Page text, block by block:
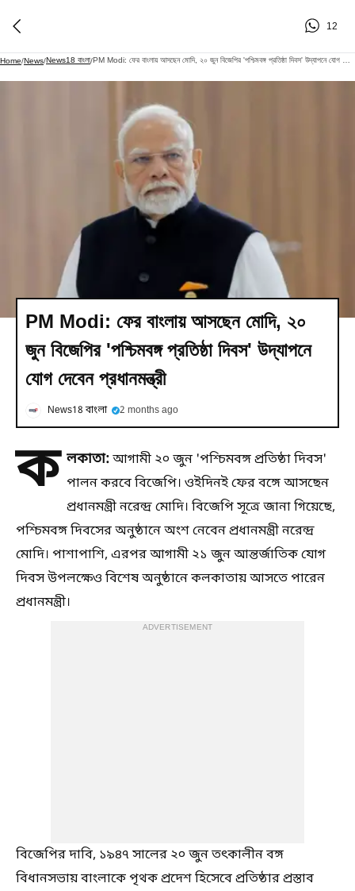
12
Home/News/News18 বাংলা/
PM Modi: ফের বাংলায় আসছেন মোদি, ২০
জুন বিজেপির 'পশ্চিমবঙ্গ প্রতিষ্ঠা দিবস' উদ্‌যাপনে
যোগ দেবেন প্রধানমন্ত্রী
News18 বাংলা 2 months ago
ক লকাতা:আগামী ২০ জুন 'পশ্চিমবঙ্গ প্রতিষ্ঠা দিবস'
পালন করবে বিজেপি। ওইদিনই ফের বঙ্গে আসছেন
প্রধানমন্ত্রী নরেন্দ্র মোদি। বিজেপি সূত্রে জানা গিয়েছে,
পশ্চিমবঙ্গ দিবসের অনুষ্ঠানে অংশ নেবেন প্রধানমন্ত্রী নরেন্দ্র
মোদি। পাশাপাশি, এরপর আগামী ২১ জুন আন্তর্জাতিক যোগ
দিবস উপলক্ষেও বিশেষ অনুষ্ঠানে কলকাতায় আসতে পারেন
প্রধানমন্ত্রী।
ADVERTISEMENT
বিজেপির দাবি, ১৯৪৭ সালের ২০ জুন তৎকালীন বঙ্গ
বিধানসভায় বাংলাকে পৃথক প্রদেশ হিসেবে প্রতিষ্ঠার প্রস্তাব